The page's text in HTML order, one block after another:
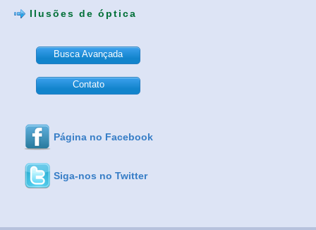
Ilusões de óptica
Busca Avançada
Contato
Página no Facebook
Siga-nos no Twitter